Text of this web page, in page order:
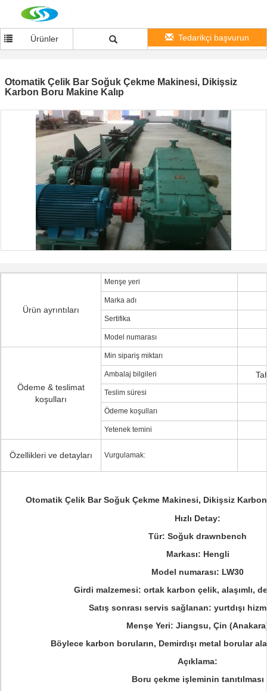
Ürünler Tedarikçi başvurun
Otomatik Çelik Bar Soğuk Çekme Makinesi, Dikişsiz
Karbon Boru Makine Kalıp
Ürün ayrıntıları
Menşe yeri
Marka adı
Sertifika
Model numarası
Ödeme & teslimat
koşulları
Min sipariş miktarı
Ambalaj bilgileri
Teslim süresi
Ödeme koşulları
Yetenek temini
Özellikleri ve detayları Vurgulamak:
Otomatik Çelik Bar Soğuk Çekme Makinesi, Dikişsiz
Hızlı Detay:
Tür: Soğuk drawnbench
Markası: Hengli
Model numarası: LW30
Girdi malzemesi: ortak karbon çelik, alaşımlı,
Satış sonrası servis sağlanan: yurtdışı
Menşe Yeri: Jiangsu, Çin
Böylece karbon boruların, Demirdışı metal borular
Açıklama:
Boru çekme işleminin tanıtılması